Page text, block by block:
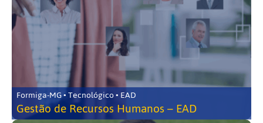
Formiga-MG • Tecnológico • EAD
Gestão de Recursos Humanos – EAD